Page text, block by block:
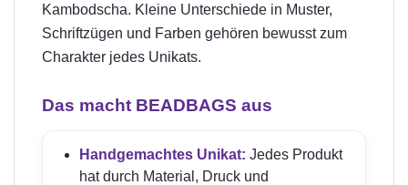
Kambodscha. Kleine Unterschiede in Muster,
Schriftzügen und Farben gehören bewusst zum
Charakter jedes Unikats.
Das macht BEADBAGS aus
Handgemachtes Unikat: Jedes Produkt
hat durch Material, Druck und